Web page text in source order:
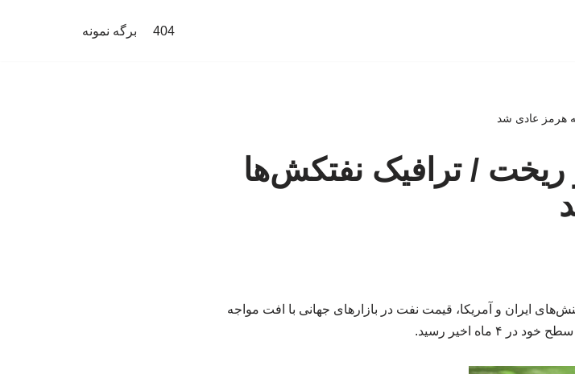
404 برگه نمونه
هرمز عادی شد
/ ترافیک نفتکش‌ها
ایران و آمریکا، قیمت نفت در بازارهای جهانی با افت مواجه
۴ ماه اخیر رسید.